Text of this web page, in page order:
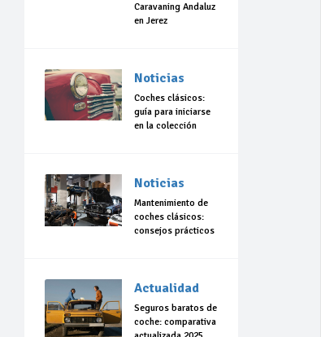
Jul 23,
La 42ª Subida a
Vejer comienza
a perfilarse
con el sueño de
organizar una
carrera en
Caravaning Andaluz
en Jerez
Noticias
Coches clásicos:
guía para iniciarse
en la colección
Noticias
Mantenimiento de
coches clásicos:
consejos prácticos
Actualidad
Seguros baratos de
coche: comparativa